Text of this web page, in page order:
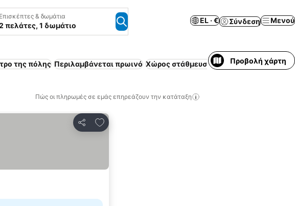
Επισκέπτες & δωμάτια
πελάτες, 1 δωμάτιο
EL · € Σύνδεση Μενού
της πόλης Περιλαμβάνεται πρωινό Χώρος στάθμευσης Spa Πισίνα Δωρεάν
Προβολή χάρτη
Πώς οι πληρωμές σε εμάς επηρεάζουν την κατάταξη
Κοινοποίηση
Προσθήκη στα αγαπημένα